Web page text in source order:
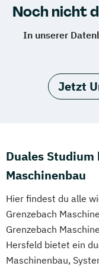
Noch nicht
In unserer
Jetzt
Duales Studium
Maschinenbau
Hier findest du alle
Grenzebach
Grenzebach
Hersfeld bietet ein
Maschinenbau,